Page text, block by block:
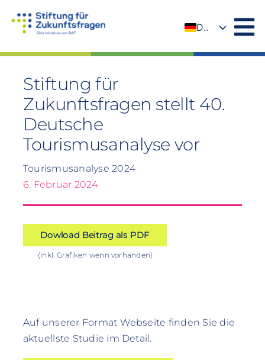
Inhalt
DE
Stiftung für
Zukunftsfragen stellt 40.
Deutsche
Tourismusanalyse vor
Tourismusanalyse 2024
6. Februar 2024
Dowload Beitrag als PDF
(inkl. Grafiken wenn vorhanden)
Auf unserer Format Webseite finden Sie die
aktuellste Studie im Detail.